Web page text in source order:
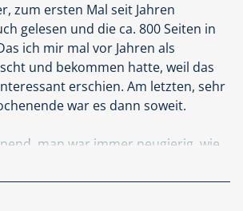
man nicht. Denn dass auch
können, hat der Sturm Catrina vor
und auch die Folgen, die es hat,
ist. Und das Gewäsch über
im Griff kennt man auch
Nein, haltet auch die
die Welt retten.
zum ersten Mal seit Jahren
gelesen und die ca. 800 Seiten in
ich mir mal vor Jahren als
und bekommen hatte, weil das
erschien. Am letzten, sehr
war es dann soweit.
man war immer neugierig, wie
bei der vermutlich
der ersten zwei, drei Tage